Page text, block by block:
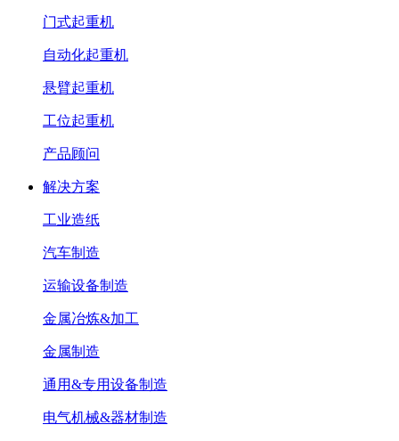
门式起重机
自动化起重机
悬臂起重机
工位起重机
产品顾问
解决方案
工业造纸
汽车制造
运输设备制造
金属冶炼&加工
金属制造
通用&专用设备制造
电气机械&器材制造